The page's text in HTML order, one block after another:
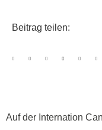
Beitrag teilen:
Auf der Internation